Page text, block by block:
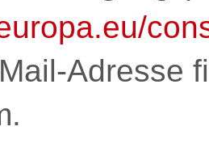
Adresse